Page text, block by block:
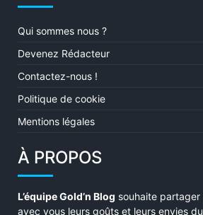
Qui sommes nous ?
Devenez Rédacteur
Contactez-nous !
Politique de cookie
Mentions légales
À PROPOS
L’équipe Gold’n Blog souhaite partager
avec vous leurs goûts et leurs envies du